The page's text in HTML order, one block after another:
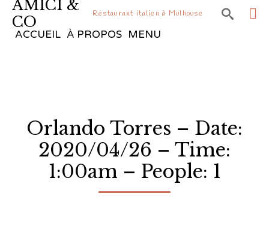
AMICI &
CO
Restaurant italien à Mulhouse 
ACCUEIL À PROPOS MENU
Orlando Torres – Date:
2020/04/26 – Time:
1:00am – People: 1